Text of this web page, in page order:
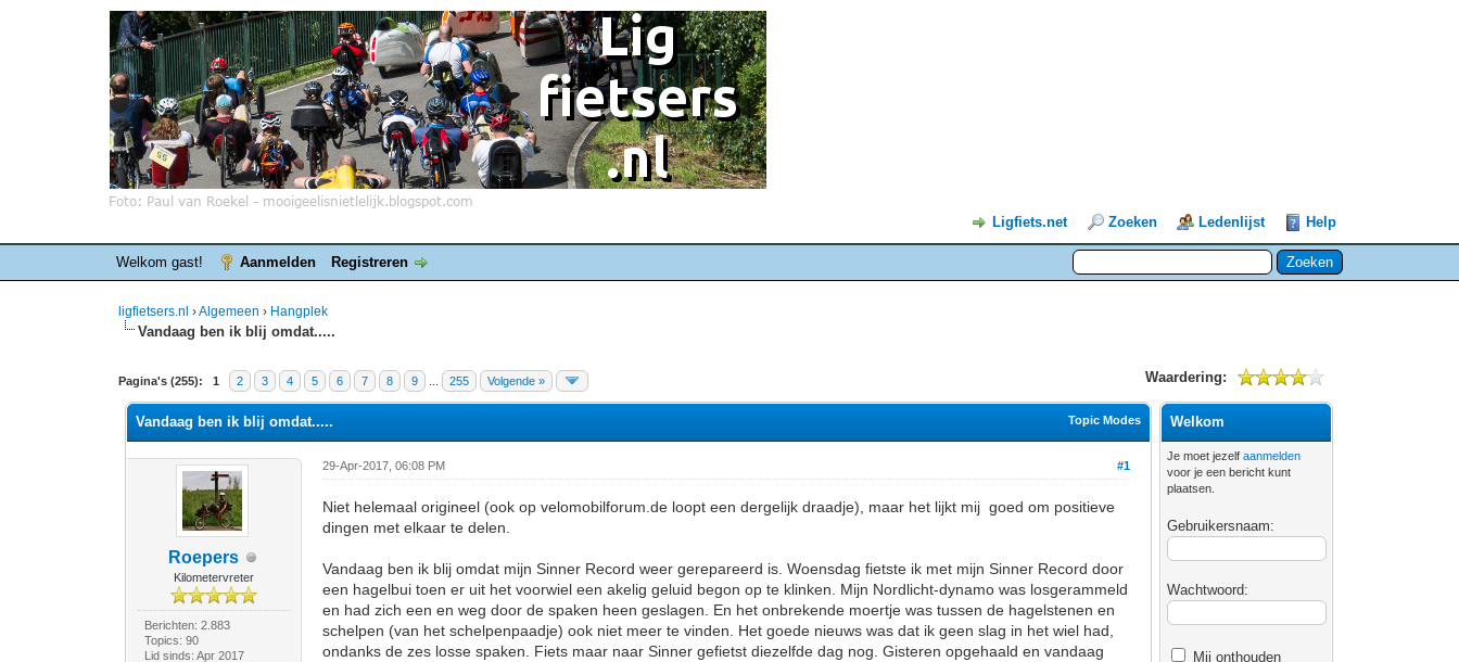
Ligfiets.net Zoeken Ledenlijst Help
Welkom gast! Aanmelden Registreren
ligfietsers.nl ›Algemeen › Hangplek
Vandaag ben ik blij omdat.....
Pagina's (255): 1 2 3 4 5 6 7 8 9 255 Volgende » Waardering:
8 stemmen - gemiddelde waardering is 4.25
1
2
3
4
5
Topic Modes
Vandaag ben ik blij omdat.....
Roepers
Kilometervreter
Berichten: 2.883
Topics: 90
Lid sinds: Apr 2017
#1
29-Apr-2017, 06:08 PM
Niet helemaal origineel (ook op velomobilforum.de loopt een dergelijk draadje), maar het lijkt mij goed om positieve
dingen met elkaar te delen.
Vandaag ben ik blij omdat mijn Sinner Record weer gerepareerd is. Woensdag fietste ik met mijn Sinner Record door
een hagelbui toen er uit het voorwiel een akelig geluid begon op te klinken. Mijn Nordlicht-dynamo was losgerammeld
en had zich een en weg door de spaken heen geslagen. En het onbrekende moertje was tussen de hagelstenen en
schelpen (van het schelpenpaadje) ook niet meer te vinden. Het goede nieuws was dat ik geen slag in het wiel had,
ondanks de zes losse spaken. Fiets maar naar Sinner gefietst diezelfde dag nog. Gisteren opgehaald en vandaag
Welkom
Je moet jezelfaanmelden
voor je een bericht kunt
plaatsen.
Gebruikersnaam:
Wachtwoord:
Mij onthouden